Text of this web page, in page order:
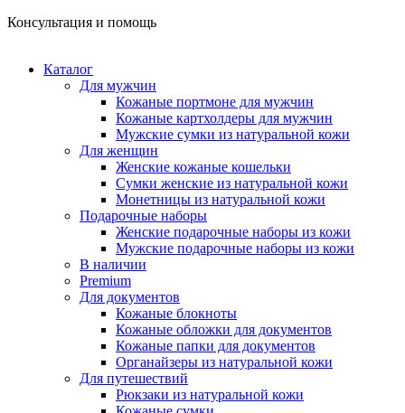
Консультация и помощь
Каталог
Для мужчин
Кожаные портмоне для мужчин
Кожаные картхолдеры для мужчин
Мужские сумки из натуральной кожи
Для женщин
Женские кожаные кошельки
Сумки женские из натуральной кожи
Монетницы из натуральной кожи
Подарочные наборы
Женские подарочные наборы из кожи
Мужские подарочные наборы из кожи
В наличии
Premium
Для документов
Кожаные блокноты
Кожаные обложки для документов
Кожаные папки для документов
Органайзеры из натуральной кожи
Для путешествий
Рюкзаки из натуральной кожи